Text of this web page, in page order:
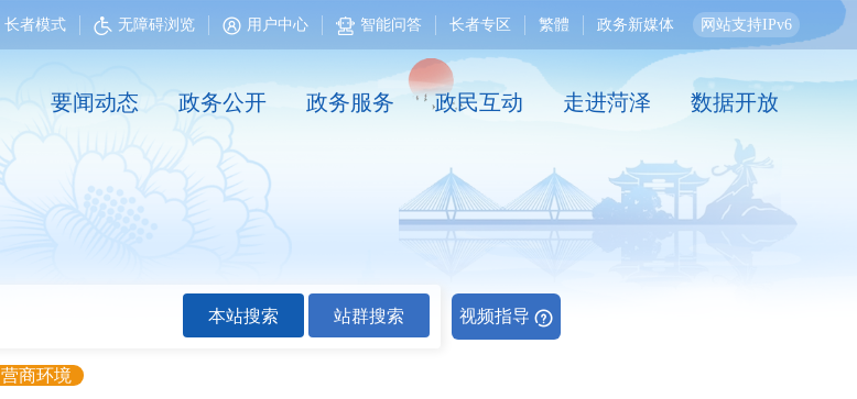
长者模式 无障碍浏览 用户中心 智能问答 长者专区 繁體 政务新媒体 网站支持IPv6
要闻动态 政务公开 政务服务 政民互动 走进菏泽 数据开放
本站搜索 站群搜索 视频指导
营商环境